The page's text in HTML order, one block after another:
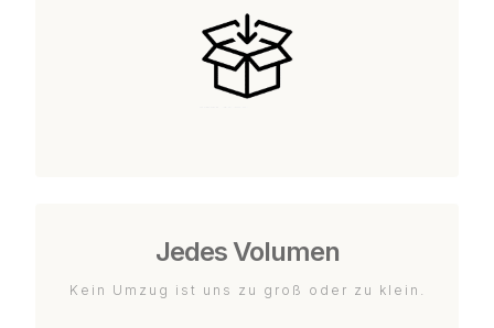
Jedes Volumen
Kein Umzug ist uns zu groß oder zu klein.